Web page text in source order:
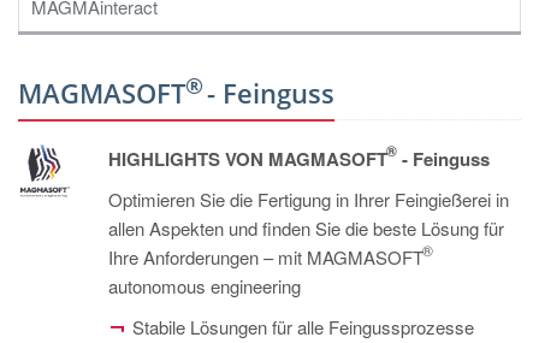
PT
ES
MAGMA Türkei
EN
MAGMA China
MAGMA Indien
MAGMAinteract
MAGMASOFT
®- Feinguss
HIGHLIGHTS VON MAGMASOFT
®- Feinguss
Optimieren Sie die Fertigung in Ihrer Feingießerei in
allen Aspekten und finden Sie die beste Lösung für
Ihre Anforderungen – mit MAGMASOFT
®
autonomous engineering
Stabile Lösungen für alle Feingussprozesse